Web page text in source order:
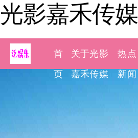
光影嘉禾传媒
首
页
关于光影
嘉禾传媒
热点
新闻